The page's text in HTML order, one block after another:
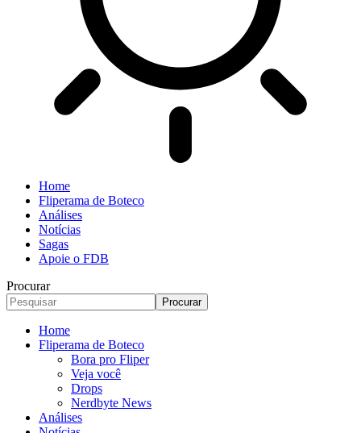
Home
Fliperama de Boteco
Análises
Notícias
Sagas
Apoie o FDB
Procurar
Home
Fliperama de Boteco
Bora pro Fliper
Veja você
Drops
Nerdbyte News
Análises